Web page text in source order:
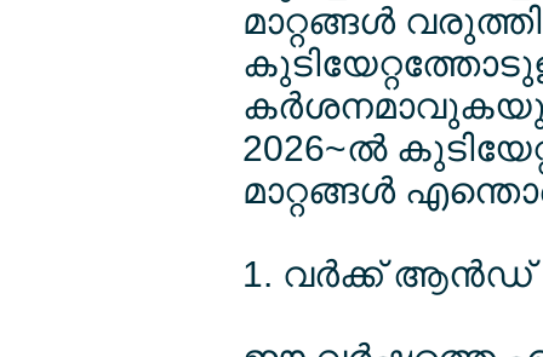
മാറ്റങ്ങള്‍
2026~ല്‍
മാറ്റങ്ങള്‍
1. വര്‍ക്ക്